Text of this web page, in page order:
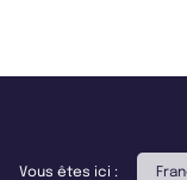
Vous êtes ici :